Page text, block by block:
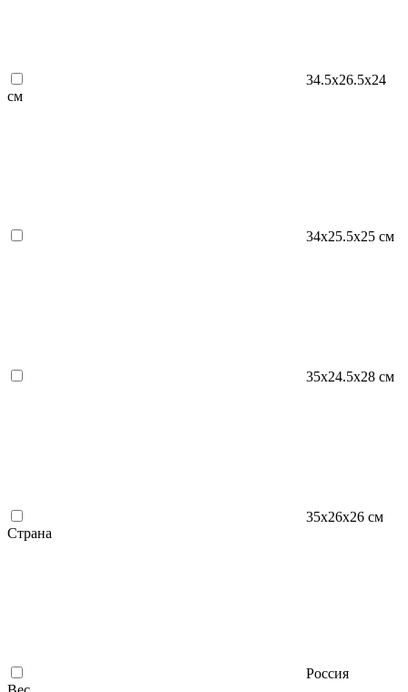
34.5х26.5х24
см
34х25.5х25 см
35х24.5х28 см
35х26х26 см
Страна
Россия